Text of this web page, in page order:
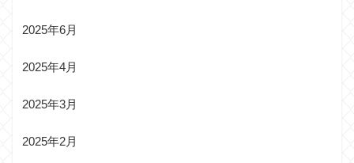
2025年6月
2025年4月
2025年3月
2025年2月